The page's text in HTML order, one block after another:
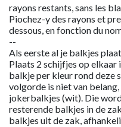
rayons restants, sans les
Piochez-y des rayons et
dessous, en fonction du
--
Als eerste al je balkjes
Plaats 2 schijfjes op elkaar
balkje per kleur rond deze
volgorde is niet van
jokerbalkjes (wit). Die
resterende balkjes in de
balkjes uit de zak,